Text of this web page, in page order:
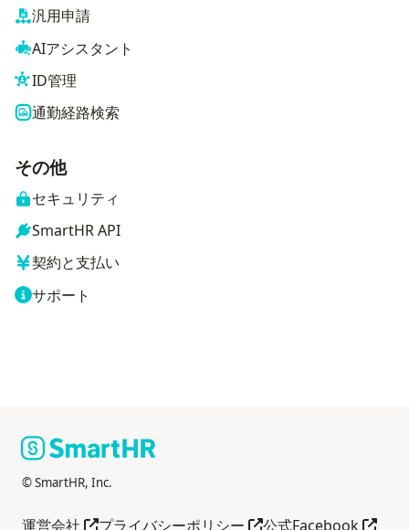
汎用申請
AIアシスタント
ID管理
通勤経路検索
その他
セキュリティ
SmartHR API
契約と支払い
サポート
© SmartHR, Inc.
運営会社 別タブで開く
プライバシーポリシー 別タブで開く
公式Facebook 別タ